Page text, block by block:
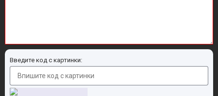
Введите код с картинки: